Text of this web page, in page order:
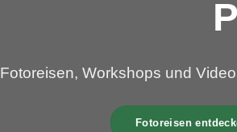
Fotoreisen, Workshops und
Fotoreisen